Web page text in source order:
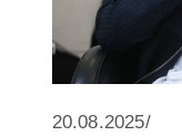
20.08.2025/